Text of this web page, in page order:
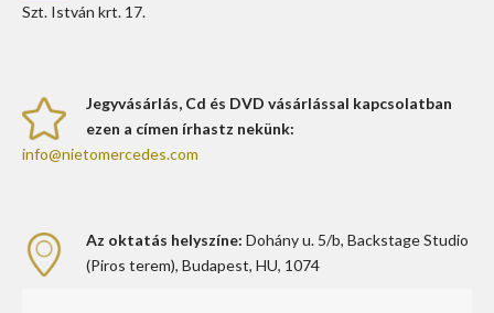
Szt. István krt. 17.
Jegyvásárlás, Cd és DVD vásárlással kapcsolatban
ezen a címen írhastz nekünk:
info@nietomercedes.com
Az oktatás helyszíne:Dohány u. 5/b, Backstage Studio
(Piros terem), Budapest, HU, 1074